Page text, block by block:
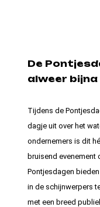
De
alweer
Tijdens de
dagje uit over het
ondernemers is dit
bruisend evenement
Pontjesdagen
in de schijnwerpers
met een breed